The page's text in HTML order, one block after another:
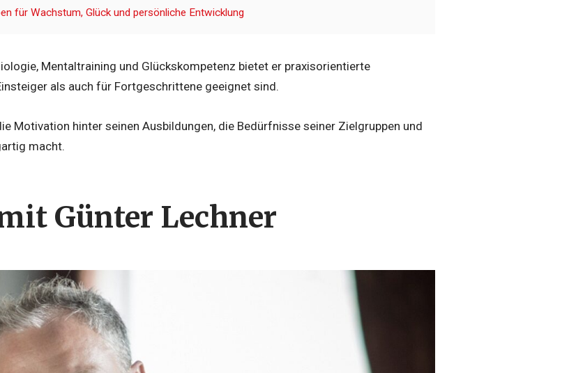
für Wachstum, Glück und persönliche Entwicklung
Mentaltraining und Glückskompetenz bietet er praxisorientierte
als auch für Fortgeschrittene geeignet sind.
Motivation hinter seinen Ausbildungen, die Bedürfnisse seiner Zielgruppen und
macht.
Günter Lechner